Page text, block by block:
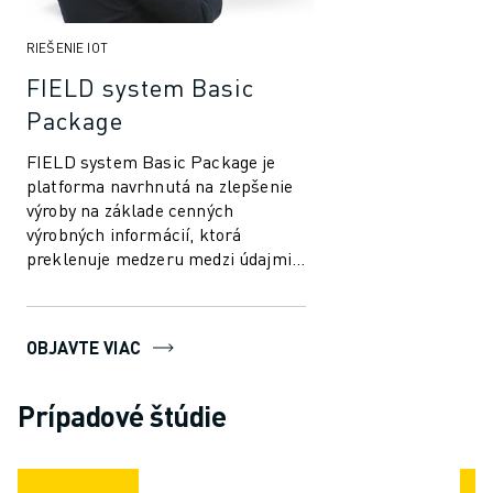
ELEKTRICKÉ VOZIDLÁ
ELEKTRONIKA
POTRAVINY A NÁPOJE
MEDICÍNSKE ODVETVIE
PLASTIKÁRSKY PRIEMYSEL
SKLADOVANIE, LOGISTIKA, POŠTA A BALÍKY
APLIKÁCIE
VŠETKY APLIKÁCIE
5-OSÉ OBRÁBANIE
MONTÁŽ
CNC BRÚSENIE
VYSOKORÝCHLOSTNÉ VŔTANIE A REZANIE ZÁVITOV
RIEŠENIE IOT
FIELD system Basic
Package
FIELD system Basic Package je
platforma navrhnutá na zlepšenie
výroby na základe cenných
výrobných informácií, ktorá
preklenuje medzeru medzi údajmi a
a monitor...
OBJAVTE VIAC
Prípadové štúdie